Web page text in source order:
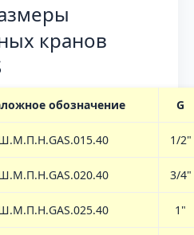
кранов
обозначение G
1/2"
3/4"
1"